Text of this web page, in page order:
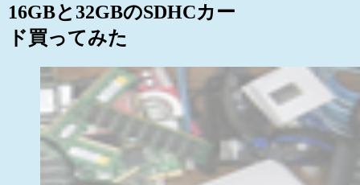
16GBと32GBのSDHCカー
ド買ってみた